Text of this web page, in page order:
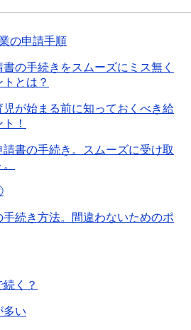
の申請手順
の手続きをスムーズにミス無く
とは？
児が始まる前に知っておくべき給
！
書の手続き。スムーズに受け取
続き方法。間違わないためのポ
く？
多い